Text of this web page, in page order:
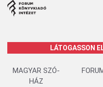
LÁTOGASSON
MAGYAR SZÓ-
HÁZ